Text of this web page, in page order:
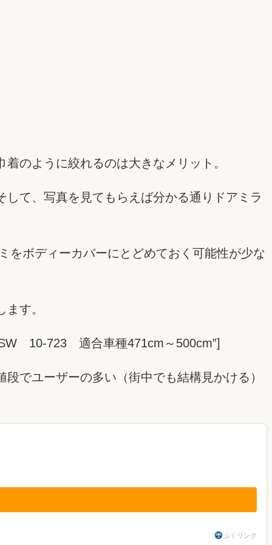
のように絞れるのは大きなメリット。
て、写真を見てもらえば分かる通りドアミラ
をボディーカバーにとどめておく可能性が少な
す。
10-723 適合車種471cm～500cm”]
でユーザーの多い（街中でも結構見かける）
ぷくリンク